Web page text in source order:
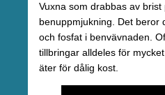
Vuxna som drabbas av
benuppmjukning. Det beror
och fosfat i benvävnaden.
tillbringar alldeles för
äter för dålig kost.